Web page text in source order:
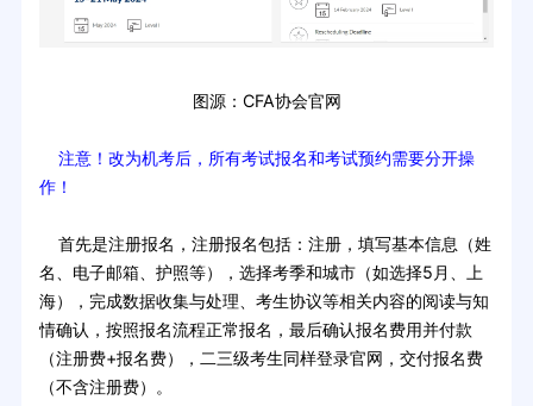
图源：CFA协会官网
注意！改为机考后，所有考试报名和考试预约需要分开操
作！
首先是注册报名，注册报名包括：注册，填写基本信息（姓
名、电子邮箱、护照等），选择考季和城市（如选择5月、上
海），完成数据收集与处理、考生协议等相关内容的阅读与知
情确认，按照报名流程正常报名，最后确认报名费用并付款
（注册费+报名费），二三级考生同样登录官网，交付报名费
（不含注册费）。